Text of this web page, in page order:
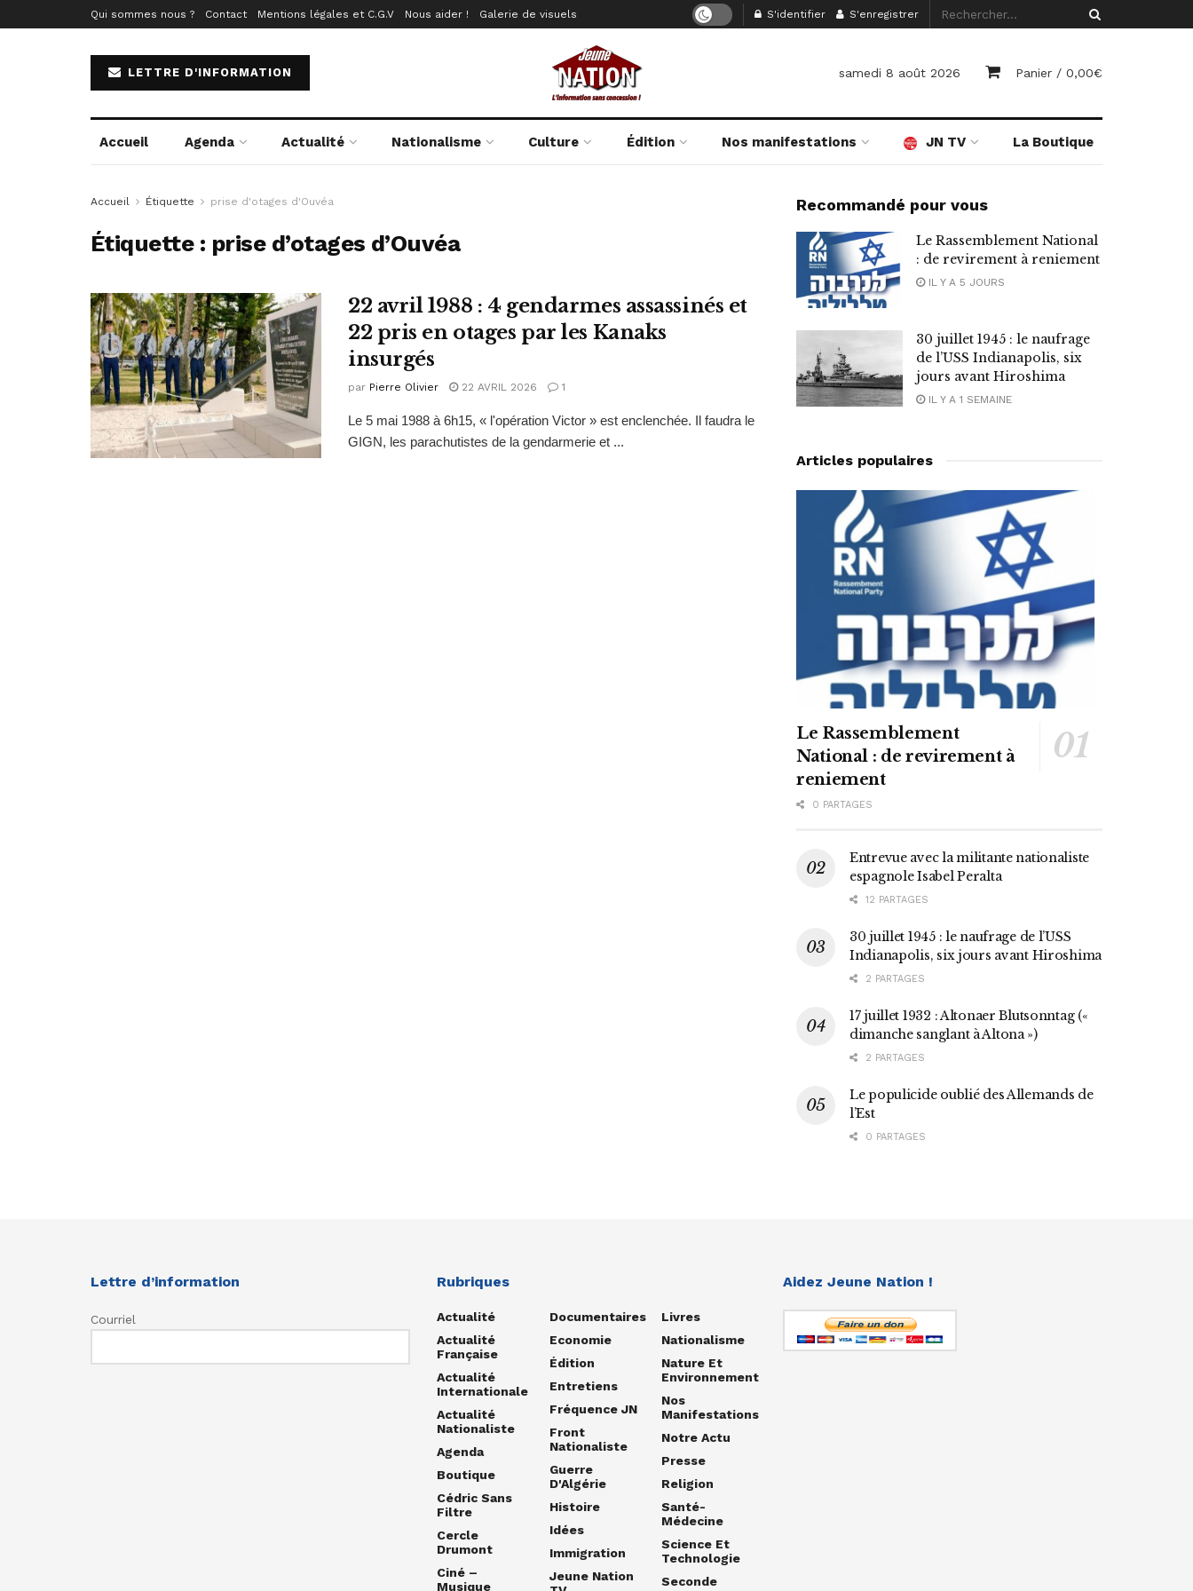
Qui sommes nous ? Contact Mentions légales et C.G.V Nous aider ! Galerie de visuels S'identifier S'enregistrer
LETTRE D'INFORMATION samedi 8 août 2026 Panier / 0,00€
Accueil Agenda Actualité Nationalisme Culture Édition Nos manifestations JN TV La Boutique
Accueil Étiquette prise d'otages d'Ouvéa
Étiquette : prise d’otages d’Ouvéa
22 avril 1988 : 4 gendarmes assassinés et
22 pris en otages par les Kanaks
insurgés
par Pierre Olivier 22 AVRIL 2026 1
Le 5 mai 1988 à 6h15, « l'opération Victor » est enclenchée. Il faudra le
GIGN, les parachutistes de la gendarmerie et ...
Recommandé pour vous
Le Rassemblement National
: de revirement à reniement
IL Y A 5 JOURS
30 juillet 1945 : le naufrage
de l’USS Indianapolis, six
jours avant Hiroshima
IL Y A 1 SEMAINE
Articles populaires
Le Rassemblement
National : de revirement à
reniement
0 PARTAGES
Entrevue avec la militante nationaliste
espagnole Isabel Peralta
12 PARTAGES
30 juillet 1945 : le naufrage de l’USS
Indianapolis, six jours avant Hiroshima
2 PARTAGES
17 juillet 1932 : Altonaer Blutsonntag («
dimanche sanglant à Altona »)
2 PARTAGES
Le populicide oublié des Allemands de
l’Est
0 PARTAGES
Lettre d’information
Courriel
Rubriques
Actualité
Actualité
Française
Actualité
Internationale
Actualité
Nationaliste
Agenda
Boutique
Cédric Sans
Filtre
Cercle
Drumont
Ciné –
Musique
Documentaires
Economie
Édition
Entretiens
Fréquence JN
Front
Nationaliste
Guerre
D'Algérie
Histoire
Idées
Immigration
Jeune Nation
Livres
Nationalisme
Nature Et
Environnement
Nos
Manifestations
Notre Actu
Presse
Religion
Santé-
Médecine
Science Et
Technologie
Seconde
Aidez Jeune Nation !